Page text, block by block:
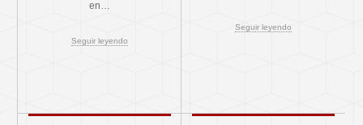
en…
Seguir leyendo
Seguir leyendo